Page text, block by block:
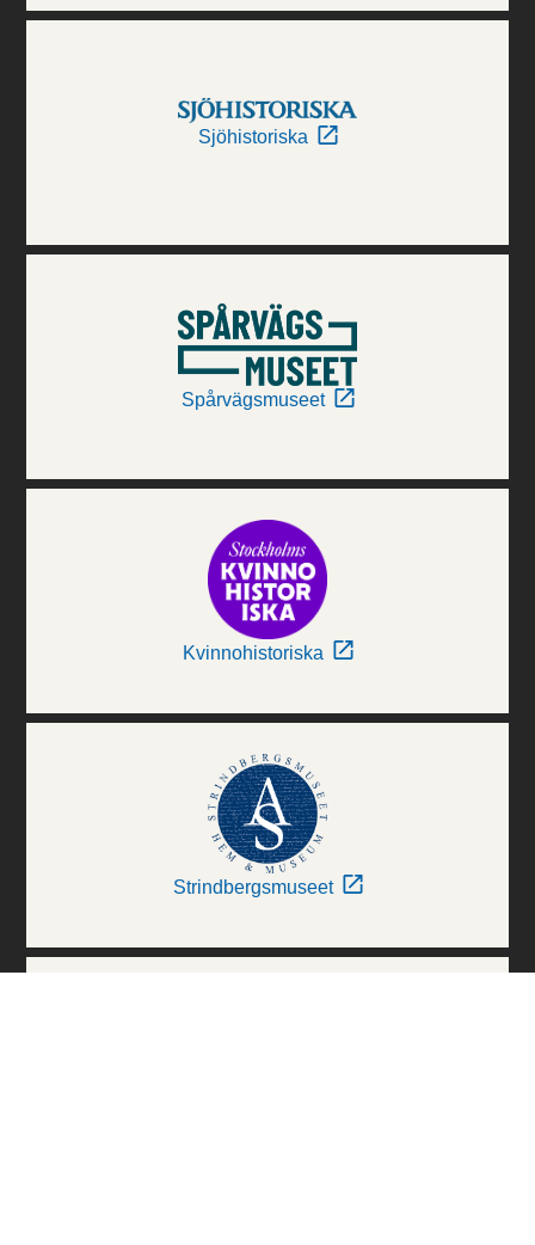
Sjöhistoriska
Spårvägsmuseet
Kvinnohistoriska
Strindbergsmuseet